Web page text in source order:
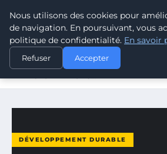
CLIMATE GUARDIAN
ACCUEIL
DÉVELOPPEMENT DURABLE
CHANGEMENTS SOCIÉTAUX :
DÉVELOPPEMENT DURABLE
Nous utilisons des cookies pour
de navigation. En poursuivant, vous
politique de confidentialité. En savoir
Refuser Accepter